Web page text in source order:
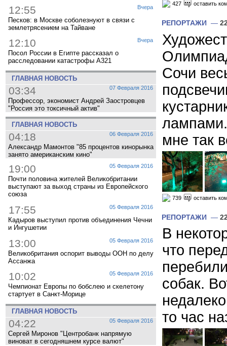
Вчера
12:55
Песков: в Москве соболезнуют в связи с
землетрясением на Тайване
Вчера
12:10
Посол России в Египте рассказал о
расследовании катастрофы A321
ГЛАВНАЯ НОВОСТЬ
07 Февраля 2016
03:34
Профессор, экономист Андрей Заостровцев
"Россия это токсичный актив"
ГЛАВНАЯ НОВОСТЬ
06 Февраля 2016
04:18
Александр Мамонтов "85 процентов кинорынка
занято американским кино"
05 Февраля 2016
19:00
Почти половина жителей Великобритании
выступают за выход страны из Европейского
союза
05 Февраля 2016
17:55
Кадыров выступил против объединения Чечни
и Ингушетии
05 Февраля 2016
13:00
Великобритания оспорит выводы ООН по делу
Ассанжа
05 Февраля 2016
10:02
Чемпионат Европы по бобслею и скелетону
стартует в Санкт-Морице
ГЛАВНАЯ НОВОСТЬ
05 Февраля 2016
04:22
Сергей Миронов "Центробанк напрямую
виноват в сегодняшнем курсе валют"
427 оставить
РЕПОРТАЖИ —
Сочи
мне так
739 оставить
РЕПОРТАЖИ —
В
что
собак.
то час